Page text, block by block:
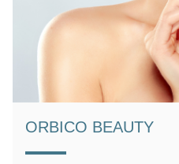
ORBICO BEAUTY